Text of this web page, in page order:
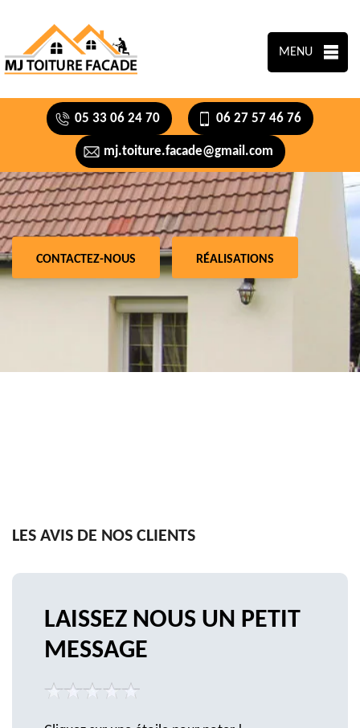
MENU
05 33 06 24 70 06 27 57 46 76
mj.toiture.facade@gmail.com
CONTACTEZ-NOUS RÉALISATIONS
LES AVIS DE NOS CLIENTS
LAISSEZ NOUS UN PETIT
MESSAGE